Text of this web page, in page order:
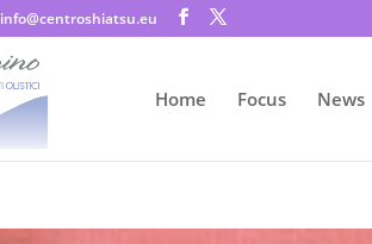
info@centroshiatsu.eu
Home Focus News